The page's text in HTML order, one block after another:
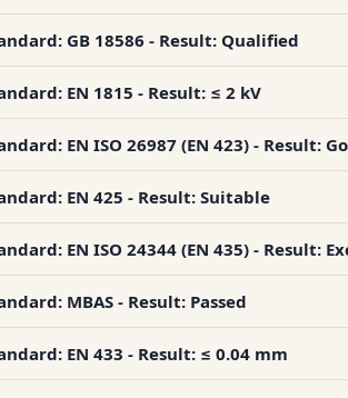
GB 18586 - Result: Qualified
EN 1815 - Result: ≤ 2 kV
EN ISO 26987 (EN 423) - Result:
EN 425 - Result: Suitable
EN ISO 24344 (EN 435) - Result:
MBAS - Result: Passed
EN 433 - Result: ≤ 0.04 mm